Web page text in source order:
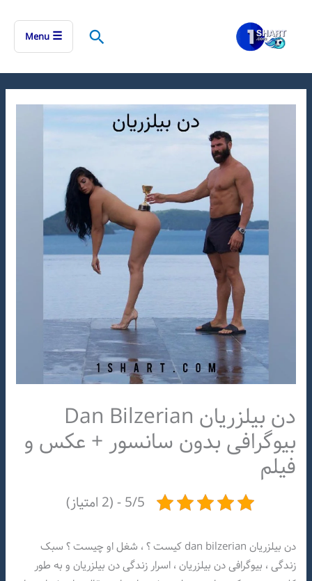
جستجو☰
Menu
دن بیلزریان Dan Bilzerian
بیوگرافی بدون سانسور + عکس و
فیلم
5/5 - (2 امتیاز)
دن بیلزریان dan bilzerian کیست ؟ ، شغل او چیست ؟ سبک
زندگی ، بیوگرافی دن بیلزریان ، اسرار زندگی دن بیلزریان و به طور